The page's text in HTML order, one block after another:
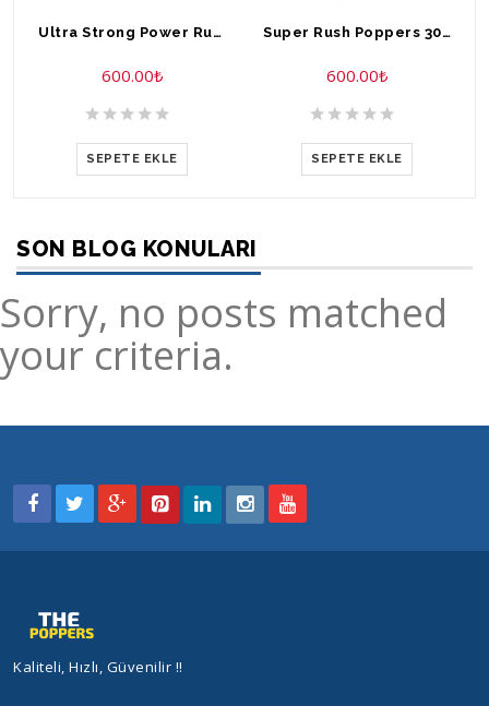
Ultra Strong Power Rush Poppers 30 ml
600.00₺
SEPETE EKLE
Super Rush Poppers 30 ml
600.00₺
SEPETE EKLE
SON BLOG KONULARI
Sorry, no posts matched
your criteria.
Kaliteli, Hızlı, Güvenilir !!